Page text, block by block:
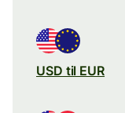
USD til EUR